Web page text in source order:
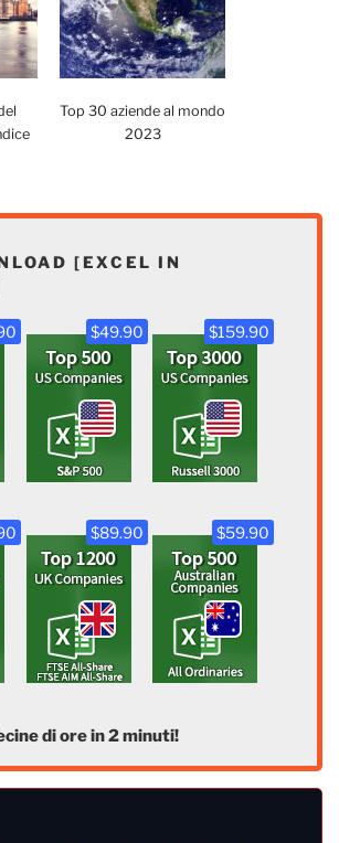
Top 30 aziende al mondo
2023
[EXCEL IN
$49.90 $159.90
$89.90 $59.90
di ore in 2 minuti!